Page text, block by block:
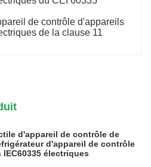
de contrôle d'appareils
de la clause 11
d'appareil de contrôle de
d'appareil de contrôle
électriques